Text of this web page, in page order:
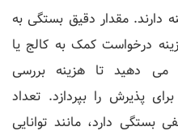
دارند. مقدار دقیق بستگی به
درخواست کمک به کالج یا
دهید تا هزینه بررسی
پذیرش را بپردازد. تعداد
بستگی دارد، مانند توانایی